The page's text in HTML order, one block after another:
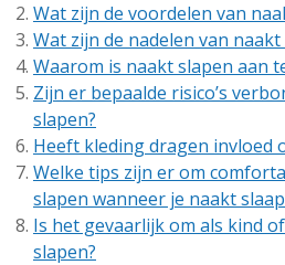
Wat zijn de voordelen van
Wat zijn de nadelen van naakt
Waarom is naakt slapen aan
Zijn er bepaalde risico’s
slapen?
Heeft kleding dragen invloed
Welke tips zijn er om
slapen wanneer je naakt
Is het gevaarlijk om als kind
slapen?